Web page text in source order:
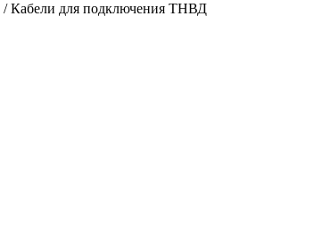
/ Кабели для подключения ТНВД